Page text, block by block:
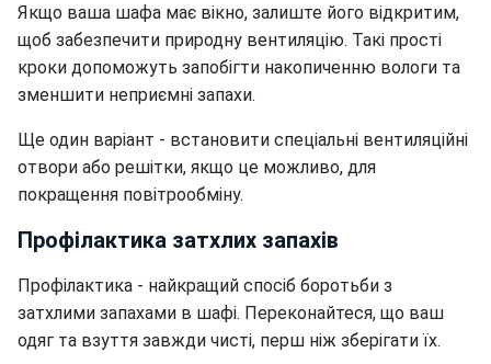
Якщо ваша шафа має вікно, залиште його відкритим,
щоб забезпечити природну вентиляцію. Такі прості
кроки допоможуть запобігти накопиченню вологи та
зменшити неприємні запахи.
Ще один варіант - встановити спеціальні вентиляційні
отвори або решітки, якщо це можливо, для
покращення повітрообміну.
Профілактика затхлих запахів
Профілактика - найкращий спосіб боротьби з
затхлими запахами в шафі. Переконайтеся, що ваш
одяг та взуття завжди чисті, перш ніж зберігати їх.